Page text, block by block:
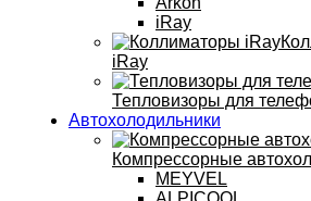
iRay
iRay
Тепловизоры для
Автохолодильники
Компрессорные
MEYVEL